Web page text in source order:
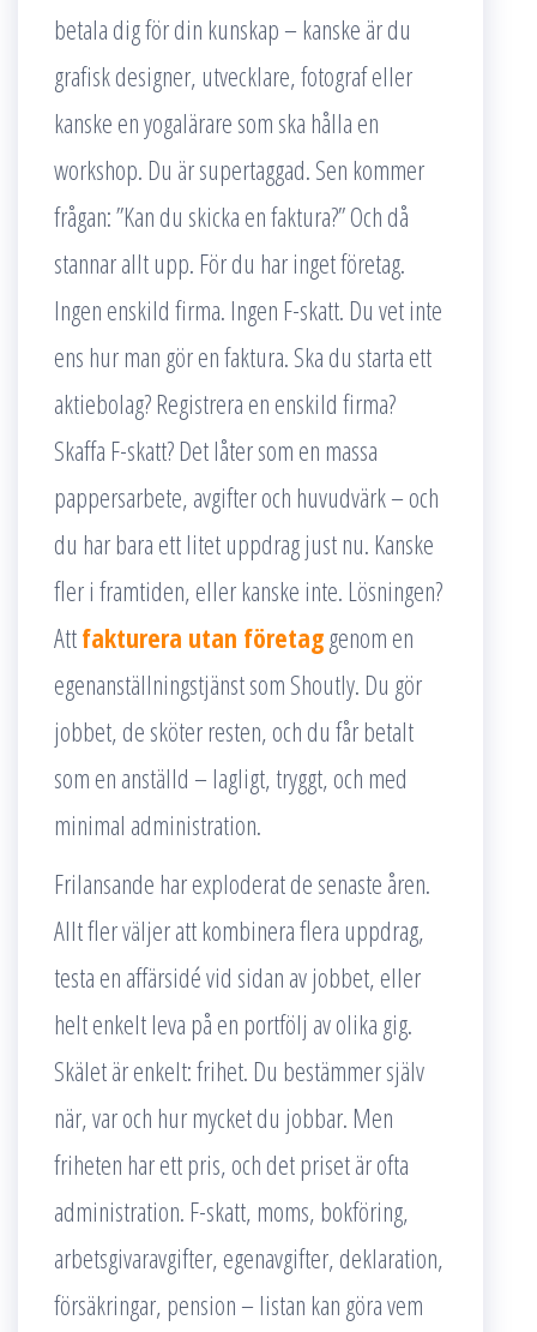
betala dig för din kunskap – kanske är du
grafisk designer, utvecklare, fotograf eller
kanske en yogalärare som ska hålla en
workshop. Du är supertaggad. Sen kommer
frågan: ”Kan du skicka en faktura?” Och då
stannar allt upp. För du har inget företag.
Ingen enskild firma. Ingen F-skatt. Du vet inte
ens hur man gör en faktura. Ska du starta ett
aktiebolag? Registrera en enskild firma?
Skaffa F-skatt? Det låter som en massa
pappersarbete, avgifter och huvudvärk – och
du har bara ett litet uppdrag just nu. Kanske
fler i framtiden, eller kanske inte. Lösningen?
Attfakturera utan företaggenom en
egenanställningstjänst som Shoutly. Du gör
jobbet, de sköter resten, och du får betalt
som en anställd – lagligt, tryggt, och med
minimal administration.
Frilansande har exploderat de senaste åren.
Allt fler väljer att kombinera flera uppdrag,
testa en affärsidé vid sidan av jobbet, eller
helt enkelt leva på en portfölj av olika gig.
Skälet är enkelt: frihet. Du bestämmer själv
när, var och hur mycket du jobbar. Men
friheten har ett pris, och det priset är ofta
administration. F-skatt, moms, bokföring,
arbetsgivaravgifter, egenavgifter, deklaration,
försäkringar, pension – listan kan göra vem